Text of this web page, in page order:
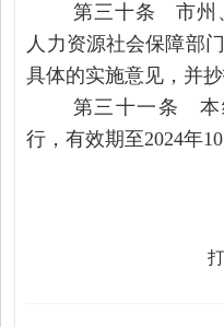
第三十条 市州
人力资源社会保障部
具体的实施意见，并
第三十一条 本
行，有效期至2024年10